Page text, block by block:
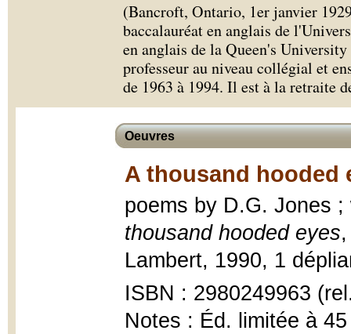
(Bancroft, Ontario, 1er janvier
baccalauréat en anglais de
en anglais de la Queen's
professeur au niveau collégial et
de 1963 à 1994. Il est à la retraite
Oeuvres
A thousand hooded
poems by D.G. Jones
thousand hooded eyes
Lambert, 1990, 1
ISBN : 2980249963
Notes : Éd. limitée à